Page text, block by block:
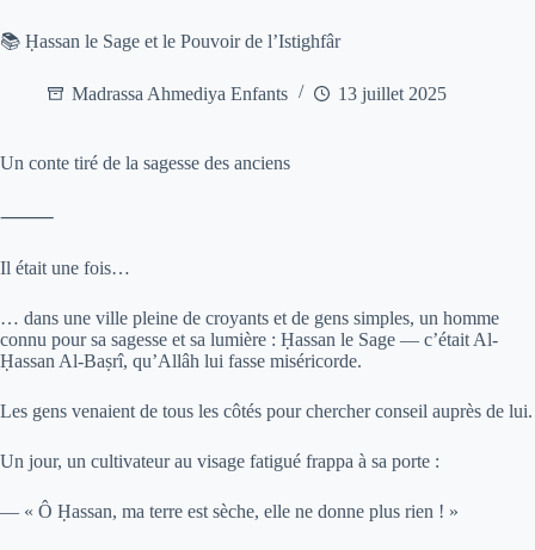
📚 Ḥassan le Sage et le Pouvoir de l’Istighfâr
Madrassa Ahmediya Enfants 13 juillet 2025
Un conte tiré de la sagesse des anciens
⸻
Il était une fois…
… dans une ville pleine de croyants et de gens simples, un homme
connu pour sa sagesse et sa lumière : Ḥassan le Sage — c’était Al-
Ḥassan Al-Baṣrî, qu’Allâh lui fasse miséricorde.
Les gens venaient de tous les côtés pour chercher conseil auprès de lui.
Un jour, un cultivateur au visage fatigué frappa à sa porte :
— « Ô Ḥassan, ma terre est sèche, elle ne donne plus rien ! »